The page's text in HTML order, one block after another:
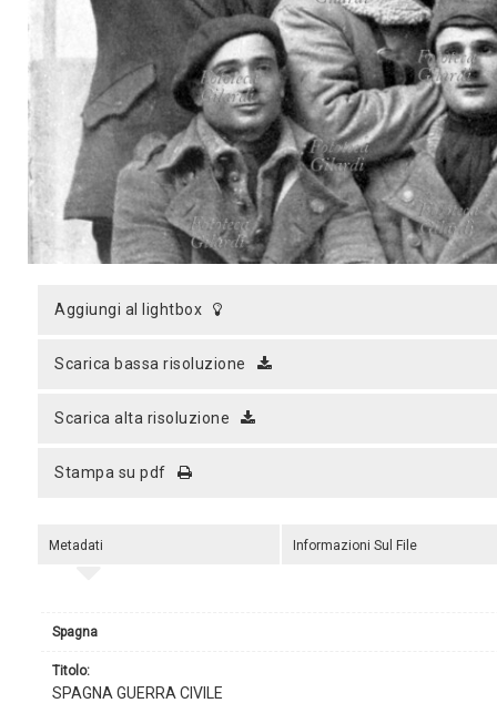
aggiungi al lightbox
scarica bassa risoluzione
scarica alta risoluzione
stampa su pdf
Metadati
Spagna
titolo:
SPAGNA GUERRA CIVILE
Informazioni Sul File